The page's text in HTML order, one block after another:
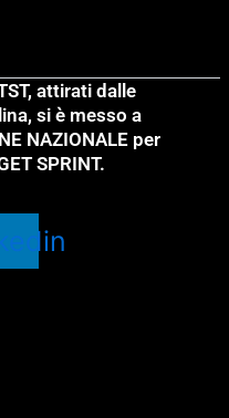
attirati dalle
si è messo a
NAZIONALE per
SPRINT.